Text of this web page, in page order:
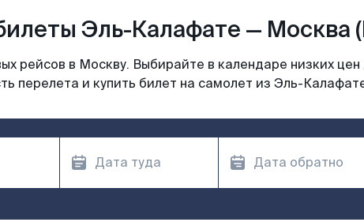
Эль-Калафате — Москва
рейсов в Москву. Выбирайте в календаре низких
перелета и купить билет на самолет из Эль-